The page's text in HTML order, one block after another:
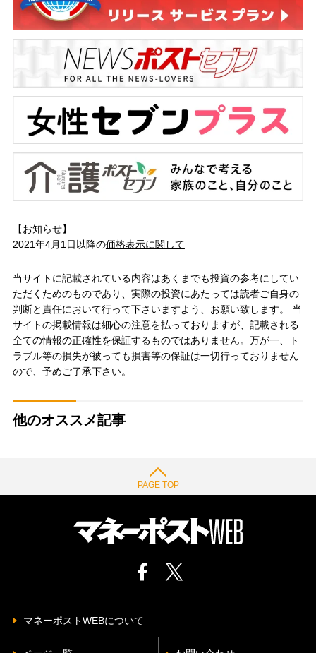
【お知らせ】
2021年4月1日以降の価格表示に関して
当サイトに記載されている内容はあくまでも投資の参考にしてい
ただくためのものであり、実際の投資にあたっては読者ご自身の
判断と責任において行って下さいますよう、お願い致します。 当
サイトの掲載情報は細心の注意を払っておりますが、記載される
全ての情報の正確性を保証するものではありません。万が一、ト
ラブル等の損失が被っても損害等の保証は一切行っておりません
ので、予めご了承下さい。
他のオススメ記事
PAGE TOP
マネーポストWEBについて